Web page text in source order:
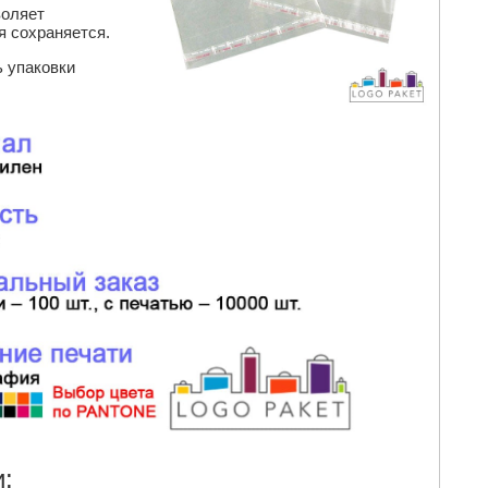
сохраняется.